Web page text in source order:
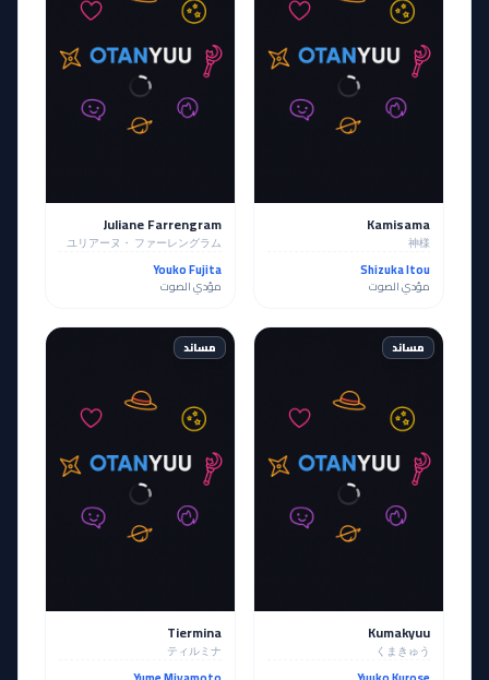
Kamisama
神様
Shizuka Itou
مؤدي الصوت
Juliane Farrengram
ユリアーヌ・ ファーレングラム
Youko Fujita
مؤدي الصوت
مساند
Kumakyuu
くまきゅう
مساند
Tiermina
ティルミナ